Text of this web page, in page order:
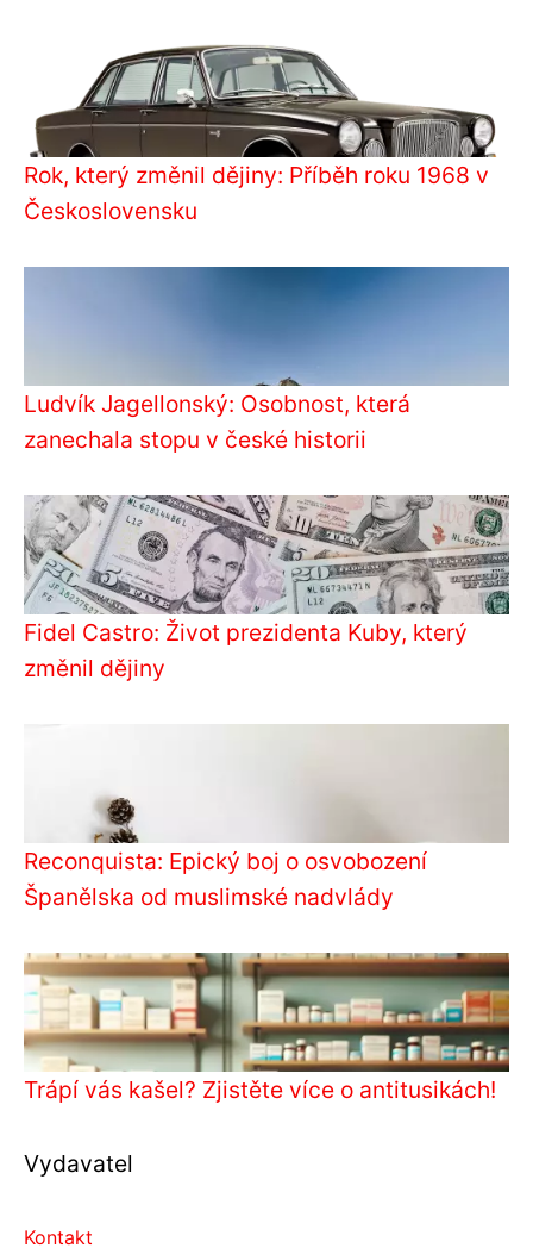
Rok, který změnil dějiny: Příběh roku 1968 v
Československu
Ludvík Jagellonský: Osobnost, která
zanechala stopu v české historii
Fidel Castro: Život prezidenta Kuby, který
změnil dějiny
Reconquista: Epický boj o osvobození
Španělska od muslimské nadvlády
Trápí vás kašel? Zjistěte více o antitusikách!
Vydavatel
Kontakt